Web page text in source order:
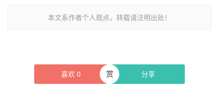
本文系作者个人观点，转载请注明出处！
喜欢 0 分享
赏